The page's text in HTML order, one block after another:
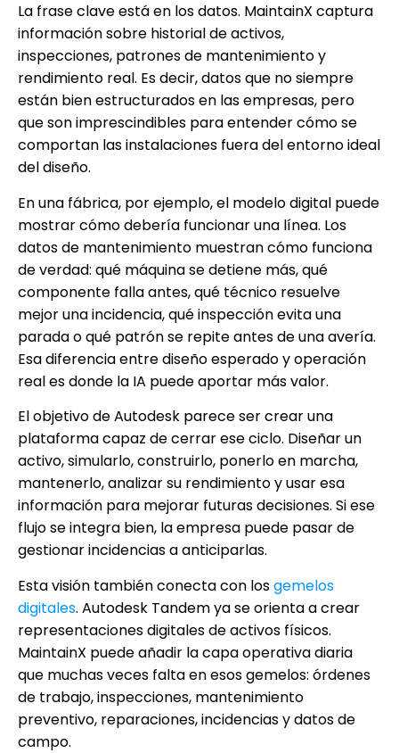
La frase clave está en los datos. MaintainX captura
información sobre historial de activos,
inspecciones, patrones de mantenimiento y
rendimiento real. Es decir, datos que no siempre
están bien estructurados en las empresas, pero
que son imprescindibles para entender cómo se
comportan las instalaciones fuera del entorno ideal
del diseño.
En una fábrica, por ejemplo, el modelo digital puede
mostrar cómo debería funcionar una línea. Los
datos de mantenimiento muestran cómo funciona
de verdad: qué máquina se detiene más, qué
componente falla antes, qué técnico resuelve
mejor una incidencia, qué inspección evita una
parada o qué patrón se repite antes de una avería.
Esa diferencia entre diseño esperado y operación
real es donde la IA puede aportar más valor.
El objetivo de Autodesk parece ser crear una
plataforma capaz de cerrar ese ciclo. Diseñar un
activo, simularlo, construirlo, ponerlo en marcha,
mantenerlo, analizar su rendimiento y usar esa
información para mejorar futuras decisiones. Si ese
flujo se integra bien, la empresa puede pasar de
gestionar incidencias a anticiparlas.
Esta visión también conecta con losgemelos
digitales. Autodesk Tandem ya se orienta a crear
representaciones digitales de activos físicos.
MaintainX puede añadir la capa operativa diaria
que muchas veces falta en esos gemelos: órdenes
de trabajo, inspecciones, mantenimiento
preventivo, reparaciones, incidencias y datos de
campo.